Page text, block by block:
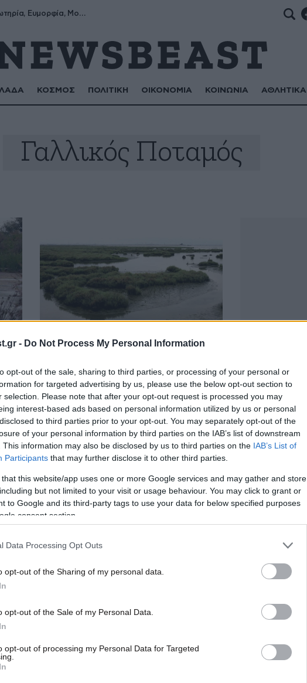
- Do Not Process My Personal Information
opt-out of the sale, sharing to third parties, or processing of your personal or
for targeted advertising by us, please use the below opt-out section to
selection. Please note that after your opt-out request is processed you may
interest-based ads based on personal information utilized by us or personal
to third parties prior to your opt-out. You may separately opt-out of the
of your personal information by third parties on the IAB’s list of downstream
This information may also be disclosed by us to third parties on the IAB’s List of
Participants that may further disclose it to other third parties.
that this website/app uses one or more Google services and may gather and store
but not limited to your visit or usage behaviour. You may click to grant or
to Google and its third-party tags to use your data for below specified purposes
consent section.
Data Processing Opt Outs
opt-out of the Sharing of my personal data.
opt-out of the Sale of my Personal Data.
opt-out of processing my Personal Data for Targeted
Σωτήρης, Σωτηρία, Ευμορφία, Μορφούλα
ΚΟΣΜΟΣ ΠΟΛΙΤΙΚΗ ΟΙΚΟΝΟΜΙΑ ΚΟΙΝΩΝΙΑ ΑΘΛΗΤΙΚΑ
Γαλλικός Ποταμός
04·01·2021 17:53
νοσοκομειακών μπάζων στον
υδροβιότοπο του Γαλλικού ποταμού
Ι.Χ. «κόλλησε» σε ανάχωμα του